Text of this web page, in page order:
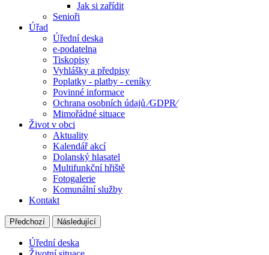
Jak si zařídit
Senioři
Úřad
Úřední deska
e-podatelna
Tiskopisy
Vyhlášky a předpisy
Poplatky - platby - ceníky
Povinné informace
Ochrana osobních údajů ⁄GDPR⁄
Mimořádné situace
Život v obci
Aktuality
Kalendář akcí
Dolanský hlasatel
Multifunkční hřiště
Fotogalerie
Komunální služby
Kontakt
Předchozí Následující
Úřední deska